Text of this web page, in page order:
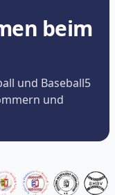
beim
und Baseball5
und